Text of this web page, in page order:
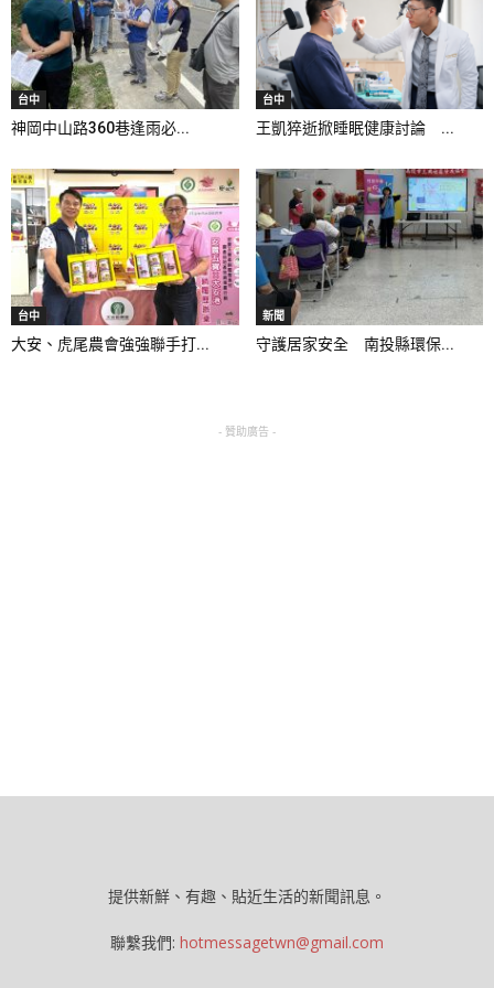
台中
神岡中山路360巷逢雨必...
台中
王凱猝逝掀睡眠健康討論 ...
台中
大安、虎尾農會強強聯手打...
新聞
守護居家安全 南投縣環保...
- 贊助廣告 -
提供新鮮、有趣、貼近生活的新聞訊息。
聯繫我們: hotmessagetwn@gmail.com